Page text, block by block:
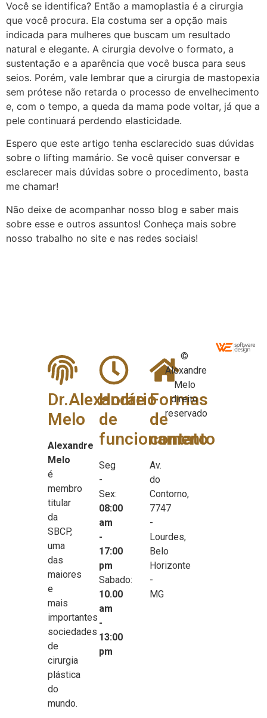
Você se identifica? Então a mamoplastia é a cirurgia
que você procura. Ela costuma ser a opção mais
indicada para mulheres que buscam um resultado
natural e elegante. A cirurgia devolve o formato, a
sustentação e a aparência que você busca para seus
seios. Porém, vale lembrar que a cirurgia de mastopexia
sem prótese não retarda o processo de envelhecimento
e, com o tempo, a queda da mama pode voltar, já que a
pele continuará perdendo elasticidade.
Espero que este artigo tenha esclarecido suas dúvidas
sobre o lifting mamário. Se você quiser conversar e
esclarecer mais dúvidas sobre o procedimento, basta
me chamar!
Não deixe de acompanhar nosso blog e saber mais
sobre esse e outros assuntos! Conheça mais sobre
nosso trabalho no site e nas redes sociais!
Dr.Alexandre
Melo
Alexandre
Melo
é
membro
titular
da
SBCP,
uma
das
maiores
e
mais
importantes
sociedades
de
cirurgia
plástica
do
mundo.
Horário
de
funcionamento
Seg
-
Sex:
08:00
am
-
17:00
pm
Sabado:
10.00
am
-
13:00
pm
Formas
de
contato
Av.
do
Contorno,
7747
-
Lourdes,
Belo
Horizonte
-
MG
©
Alexandre
Melo
direito
reservado